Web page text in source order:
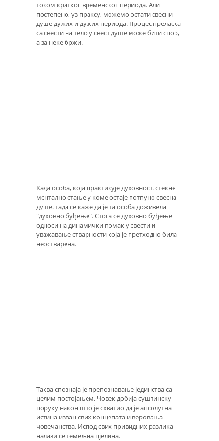
током кратког временског периода. Али
постепено, уз праксу, можемо остати свесни
душе дужих и дужих периода. Процес преласка
са свести на тело у свест душе може бити спор,
а за неке бржи.
Када особа, која практикује духовност, стекне
ментално стање у коме остаје потпуно свесна
душе, тада се каже да је та особа доживела
"духовно буђење". Стога се духовно буђење
односи на динамички помак у свести и
уважавање стварности која је претходно била
неостварена.
Таква спознаја је препознавање јединства са
целим постојањем. Човек добија суштинску
поруку након што је схватио да је апсолутна
истина изван свих концепата и веровања
човечанства. Испод свих привидних разлика
налази се темељна цјелина.